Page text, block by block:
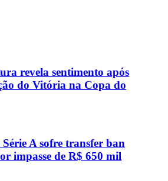
revela sentimento após
do Vitória na Copa do
A sofre transfer ban
impasse de R$ 650 mil